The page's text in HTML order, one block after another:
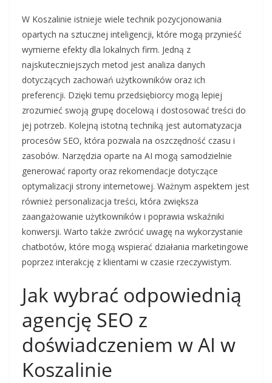
W Koszalinie istnieje wiele technik pozycjonowania
opartych na sztucznej inteligencji, które mogą przynieść
wymierne efekty dla lokalnych firm. Jedną z
najskuteczniejszych metod jest analiza danych
dotyczących zachowań użytkowników oraz ich
preferencji. Dzięki temu przedsiębiorcy mogą lepiej
zrozumieć swoją grupę docelową i dostosować treści do
jej potrzeb. Kolejną istotną techniką jest automatyzacja
procesów SEO, która pozwala na oszczędność czasu i
zasobów. Narzędzia oparte na AI mogą samodzielnie
generować raporty oraz rekomendacje dotyczące
optymalizacji strony internetowej. Ważnym aspektem jest
również personalizacja treści, która zwiększa
zaangażowanie użytkowników i poprawia wskaźniki
konwersji. Warto także zwrócić uwagę na wykorzystanie
chatbotów, które mogą wspierać działania marketingowe
poprzez interakcję z klientami w czasie rzeczywistym.
Jak wybrać odpowiednią
agencję SEO z
doświadczeniem w AI w
Koszalinie